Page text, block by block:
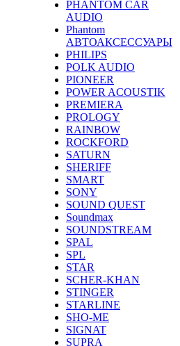
PHANTOM CAR
AUDIO
Phantom
АВТОАКСЕССУАРЫ
PHILIPS
POLK AUDIO
PIONEER
POWER ACOUSTIK
PREMIERA
PROLOGY
RAINBOW
ROCKFORD
SATURN
SHERIFF
SMART
SONY
SOUND QUEST
Soundmax
SOUNDSTREAM
SPAL
SPL
STAR
SCHER-KHAN
STINGER
STARLINE
SHO-ME
SIGNAT
SUPRA